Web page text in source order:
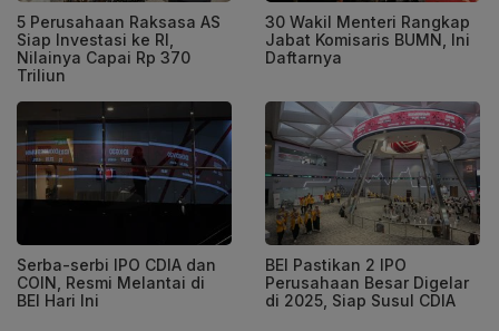
5 Perusahaan Raksasa AS
Siap Investasi ke RI,
Nilainya Capai Rp 370
Triliun
30 Wakil Menteri Rangkap
Jabat Komisaris BUMN, Ini
Daftarnya
Serba-serbi IPO CDIA dan
COIN, Resmi Melantai di
BEI Hari Ini
BEI Pastikan 2 IPO
Perusahaan Besar Digelar
di 2025, Siap Susul CDIA